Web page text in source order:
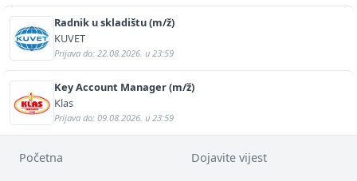
Radnik u skladištu (m/ž)
KUVET
Prijava do: 22.08.2026. u 23:59
Key Account Manager (m/ž)
Klas
Prijava do: 09.08.2026. u 23:59
Početna Dojavite vijest